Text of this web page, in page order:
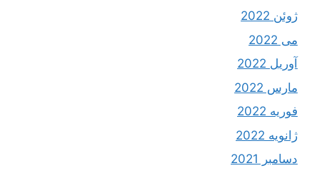
ژوئن 2022
می 2022
آوریل 2022
مارس 2022
فوریه 2022
ژانویه 2022
دسامبر 2021